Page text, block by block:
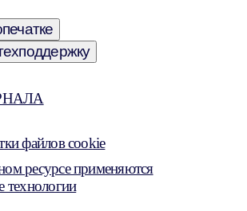
файлов cookie
ресурсе применяются
технологии